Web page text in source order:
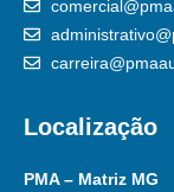
Localização
PMA – Matriz MG